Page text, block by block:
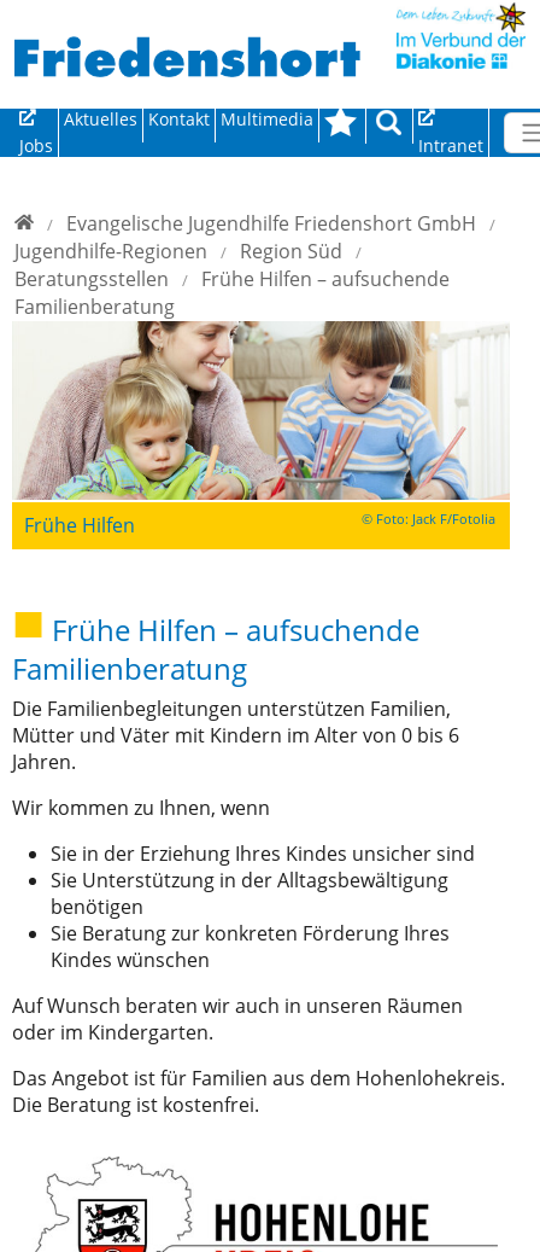
Jobs
Aktuelles Kontakt Multimedia
Intranet
HomeEvangelische Jugendhilfe Friedenshort GmbH
Jugendhilfe-Regionen
Region Süd
Beratungsstellen
Frühe Hilfen – aufsuchende
Familienberatung
Frühe Hilfen © Foto: Jack F/Fotolia
Frühe Hilfen – aufsuchende
Familienberatung
Die Familienbegleitungen unterstützen Familien,
Mütter und Väter mit Kindern im Alter von 0 bis 6
Jahren.
Wir kommen zu Ihnen, wenn
Sie in der Erziehung Ihres Kindes unsicher sind
Sie Unterstützung in der Alltagsbewältigung
benötigen
Sie Beratung zur konkreten Förderung Ihres
Kindes wünschen
Auf Wunsch beraten wir auch in unseren Räumen
oder im Kindergarten.
Das Angebot ist für Familien aus dem Hohenlohekreis.
Die Beratung ist kostenfrei.